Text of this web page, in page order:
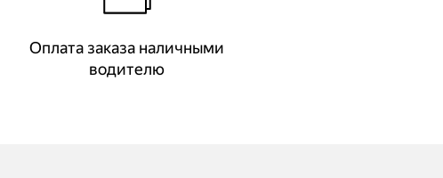
Оплата заказа наличными
водителю